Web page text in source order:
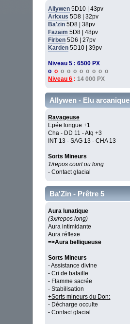
Allywen 5D10 | 43pv
Arkxus 5D8 | 32pv
Ba'zin 5D8 | 38pv
Fazaïm 5D8 | 48pv
Firben 5D6 | 27pv
Karden 5D10 | 39pv
Niveau 5 : 6500 PX
oo o o o o o o o o
Niveau 6 : 14 000 PX
Allywen - Elu arcanique
Ravageuse
Epée longue +1
Cha - DD 11 - Atq +3
INT 13 - SAG 13 - CHA 13
Sorts Mineurs
1/repos court ou long
- Contact glacial
Ba'Zin - Prêtre 5
Aura lunatique
(3x/repos long)
Aura intimidante
Aura réflexe
=>Aura belliqueuse
Sorts Mineurs
- Assistance divine
- Cri de bataille
- Flamme sacrée
- Stabilisation
+Sorts mineurs du Don:
- Décharge occulte
- Contact glacial